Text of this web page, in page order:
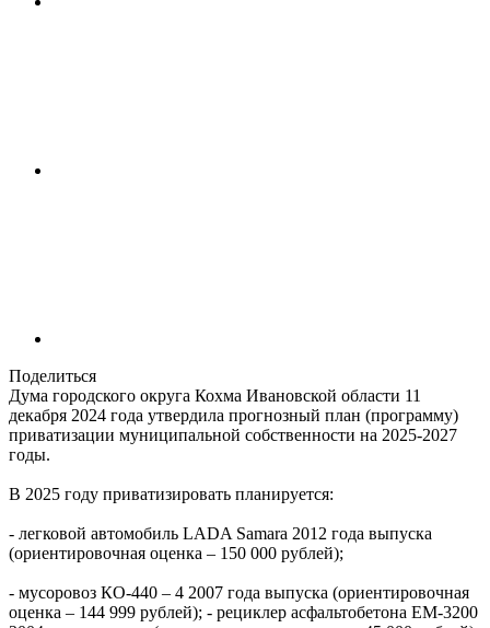
Поделиться
Дума городского округа Кохма Ивановской области 11
декабря 2024 года утвердила прогнозный план (программу)
приватизации муниципальной собственности на 2025-2027
годы.
В 2025 году приватизировать планируется:
- легковой автомобиль LADA Samara 2012 года выпуска
(ориентировочная оценка – 150 000 рублей);
- мусоровоз КО-440 – 4 2007 года выпуска (ориентировочная
оценка – 144 999 рублей); - рециклер асфальтобетона ЕМ-3200